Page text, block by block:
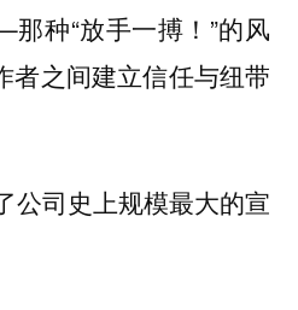
种“放手一搏！”的风
者之间建立信任与纽带
公司史上规模最大的宣